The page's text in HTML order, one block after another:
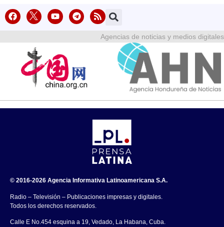
Agencias de noticias y medios digitales
© 2016-2026 Agencia Informativa Latinoamericana S.A.
Radio – Televisión – Publicaciones impresas y digitales.
Todos los derechos reservados.
Calle E No.454 esquina a 19, Vedado, La Habana, Cuba.